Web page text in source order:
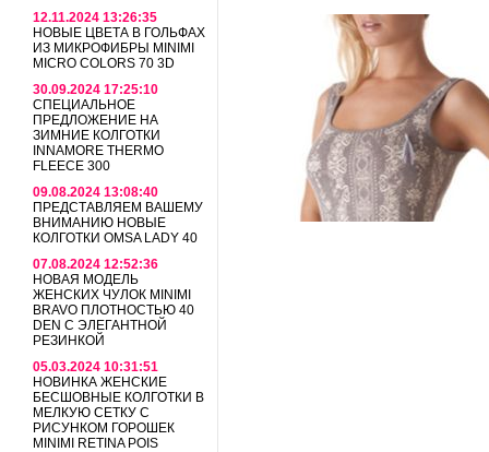
12.11.2024 13:26:35
НОВЫЕ ЦВЕТА В ГОЛЬФАХ
ИЗ МИКРОФИБРЫ MINIMI
MICRO COLORS 70 3D
30.09.2024 17:25:10
СПЕЦИАЛЬНОЕ
ПРЕДЛОЖЕНИЕ НА
ЗИМНИЕ КОЛГОТКИ
INNAMORE THERMO
FLEECE 300
09.08.2024 13:08:40
ПРЕДСТАВЛЯЕМ ВАШЕМУ
ВНИМАНИЮ НОВЫЕ
КОЛГОТКИ OMSA LADY 40
07.08.2024 12:52:36
НОВАЯ МОДЕЛЬ
ЖЕНСКИХ ЧУЛОК MINIMI
BRAVO ПЛОТНОСТЬЮ 40
DEN С ЭЛЕГАНТНОЙ
РЕЗИНКОЙ
05.03.2024 10:31:51
НОВИНКА ЖЕНСКИЕ
БЕСШОВНЫЕ КОЛГОТКИ В
МЕЛКУЮ СЕТКУ С
РИСУНКОМ ГОРОШЕК
MINIMI RETINA POIS